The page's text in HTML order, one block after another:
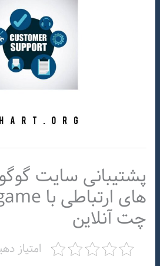
پشتیبانی سایت
چت آنلاین
امتیاز